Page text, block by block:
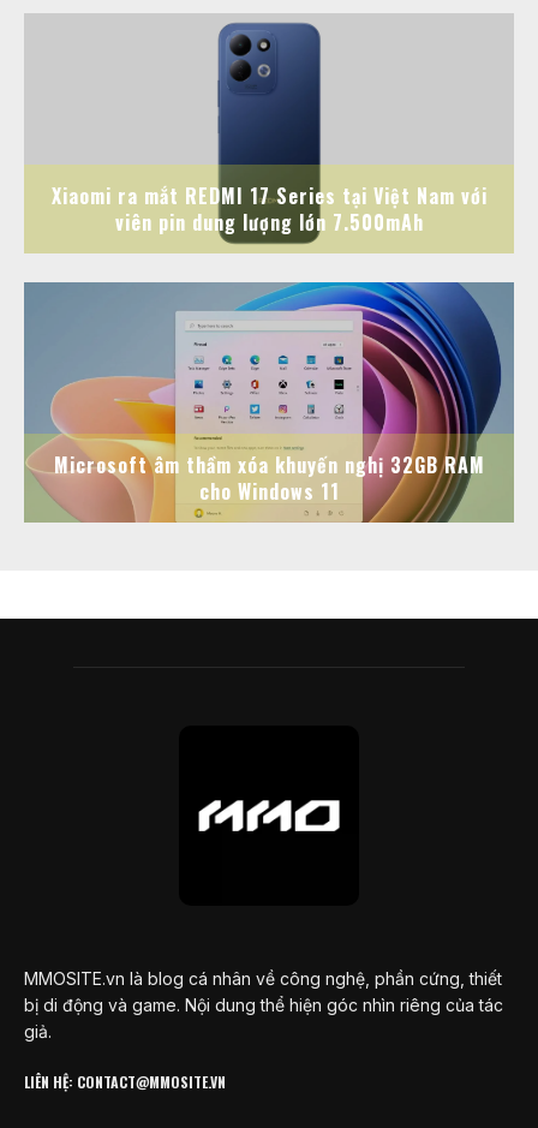
Xiaomi ra mắt REDMI 17 Series tại Việt Nam với
viên pin dung lượng lớn 7.500mAh
Microsoft âm thầm xóa khuyến nghị 32GB RAM
cho Windows 11
MMOSITE.vn là blog cá nhân về công nghệ, phần cứng, thiết
bị di động và game. Nội dung thể hiện góc nhìn riêng của tác
giả.
LIÊN HỆ: CONTACT@MMOSITE.VN